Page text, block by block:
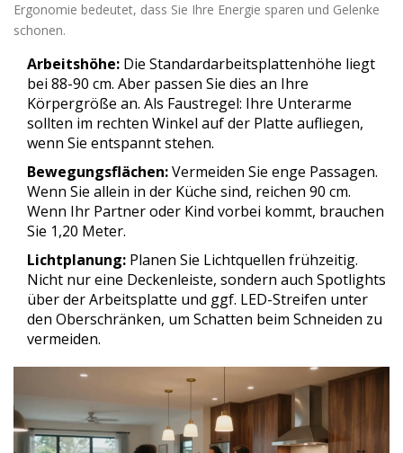
Ergonomie bedeutet, dass Sie Ihre Energie sparen und Gelenke
schonen.
Arbeitshöhe: Die Standardarbeitsplattenhöhe liegt
bei 88-90 cm. Aber passen Sie dies an Ihre
Körpergröße an. Als Faustregel: Ihre Unterarme
sollten im rechten Winkel auf der Platte aufliegen,
wenn Sie entspannt stehen.
Bewegungsflächen:Vermeiden Sie enge Passagen.
Wenn Sie allein in der Küche sind, reichen 90 cm.
Wenn Ihr Partner oder Kind vorbei kommt, brauchen
Sie 1,20 Meter.
Lichtplanung: Planen Sie Lichtquellen frühzeitig.
Nicht nur eine Deckenleiste, sondern auch Spotlights
über der Arbeitsplatte und ggf. LED-Streifen unter
den Oberschränken, um Schatten beim Schneiden zu
vermeiden.